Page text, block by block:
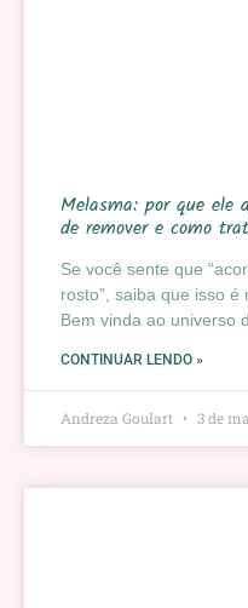
Melasma: por que ele
de remover e como
Se você sente que
rosto”, saiba que isso é
Bem vinda ao universo
CONTINUAR LENDO »
Andreza Goulart 3 de